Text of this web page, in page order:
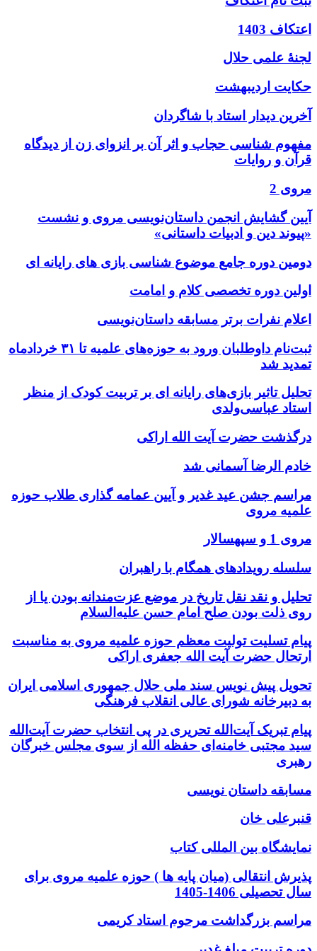
اعتکاف 1403
لجنۀ علمی حلال
حکایت اردیبهشت
آخرین دیدار استاد با شاگردان
مفهوم شناسی حجاب و اثر آن بر انزوای زن از دیدگاه
قرآن و روایات
مروی 2
آیین گشایش انجمن داستان‌نویسی مروی و نشست
«پیوند دین و ادبیات داستانی»
دومین دوره جامع موضوع شناسی بازی های رایانه ای
اولین دوره تخصصی کلام و امامت
اعلام نفرات برتر مسابقه داستان‌نویسی
ثبت‌نام داوطلبان ورود به حوزه‌های علمیه تا ۳۱ خردادماه
تمدید شد
تحلیل تاثیر بازی‌های رایانه ای بر تربیت کودک از منظر
استاد عباسی‌ولدی
درگذشت حضرت آیت الله اراکی
خادم الرضا آسمانی شد
مراسم جشن عید غدیر و آیین عمامه گذاری طلاب حوزه
علمیه مروی
مروی 1 و سپهسالار
سلسله رویدادهای همگام با راهبران
تحلیل و نقد نقل تاریخ در موضع عزت‌مندانه بودن یا از
روی ذلت بودن صلح امام حسن علیه‌السلام
پیام تسلیت تولیت معظم حوزه علمیه مروی به مناسبت
ارتحال حضرت آیت الله جعفری اراکی
تحویل پیش نویس سند ملی حلال جمهوری اسلامی ایران
به دبیرخانه شورای عالی انقلاب فرهنگی
پیام تبریک آیت‌الله تحریری در پی انتخاب حضرت آیت‌الله
سید مجتبی خامنه‌ای حفظه الله از سوی مجلس خبرگان
رهبری
مسابقه داستان نویسی
قنبرعلی خان
نمایشگاه بین المللی کتاب
پذیرش انتقالی (میان پایه ها ) حوزه علمیه مروی برای
سال تحصیلی 1406-1405
مراسم بزرگداشت مرحوم استاد کریمی